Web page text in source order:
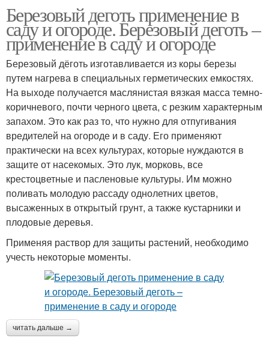
Березовый деготь применение в
саду и огороде. Березовый деготь –
применение в саду и огороде
Березовый дёготь изготавливается из коры березы
путем нагрева в специальных герметических емкостях.
На выходе получается маслянистая вязкая масса темно-
коричневого, почти черного цвета, с резким характерным
запахом. Это как раз то, что нужно для отпугивания
вредителей на огороде и в саду. Его применяют
практически на всех культурах, которые нуждаются в
защите от насекомых. Это лук, морковь, все
крестоцветные и пасленовые культуры. Им можно
поливать молодую рассаду однолетних цветов,
высаженных в открытый грунт, а также кустарники и
плодовые деревья.
Применяя раствор для защиты растений, необходимо
учесть некоторые моменты.
читать дальше →